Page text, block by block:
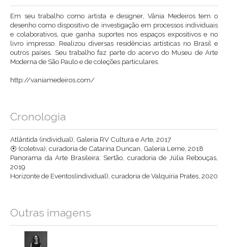
Em seu trabalho como artista e designer, Vânia Medeiros tem o
desenho como dispositivo de investigação em processos individuais
e colaborativos, que ganha suportes nos espaços expositivos e no
livro impresso. Realizou diversas residências artísticas no Brasil e
outros países. Seu trabalho faz parte do acervo do Museu de Arte
Moderna de São Paulo e de coleções particulares.
http://vaniamedeiros.com/
Cronologia
Atlântida (individual), Galeria RV Cultura e Arte, 2017
⦿ (coletiva), curadoria de Catarina Duncan, Galeria Leme, 2018
Panorama da Arte Brasileira: Sertão, curadoria de Júlia Rebouças,
2019
Horizonte de Eventos(individual), curadoria de Valquíria Prates, 2020
Outras imagens